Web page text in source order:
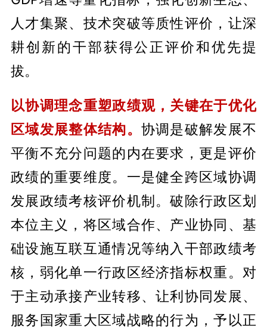
人才集聚、技术突破等质性评价，让深
耕创新的干部获得公正评价和优先提
拔。
以协调理念重塑政绩观，关键在于优化
区域发展整体结构。 协调是破解发展不
平衡不充分问题的内在要求，更是评价
政绩的重要维度。一是健全跨区域协调
发展政绩考核评价机制。破除行政区划
本位主义，将区域合作、产业协同、基
础设施互联互通情况等纳入干部政绩考
核，弱化单一行政区经济指标权重。对
于主动承接产业转移、让利协同发展、
服务国家重大区域战略的行为，予以正